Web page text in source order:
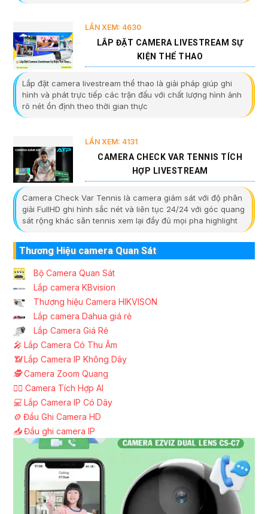
LẦN XEM: 4630
LẮP ĐẶT CAMERA LIVESTREAM SỰ
KIỆN THỂ THAO
Lắp đặt camera livestream thể thao là giải pháp giúp ghi
hình và phát trực tiếp các trận đấu với chất lượng hình ảnh
rõ nét ổn định theo thời gian thực
LẦN XEM: 4131
CAMERA CHECK VAR TENNIS TÍCH
HỢP LIVESTREAM
Camera Check Var Tennis là camera giám sát với độ phân
giải FullHD ghi hình sắc nét và liên tục 24/24 với góc quang
sát rộng khác sân tennis xem lại đầy đủ mọi pha highlight
Thương Hiệu camera Quan Sát
Bộ Camera Quan Sát
Lắp camera KBvision
Thương hiệu Camera HIKVISON
Lắp camera Dahua giá rẻ
Lắp Camera Giá Rẻ
️🎤️ Lắp Camera Có Thu Âm
📶 Lắp Camera IP Không Dây
🕵️Camera Zoom Quang
🧛‍♀️ Camera Tích Hợp AI
💻 Lắp Camera IP Có Dây
⚙️ Đầu Ghi Camera HD
📥Đầu ghi camera IP